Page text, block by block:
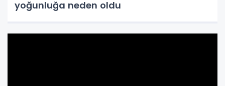
yoğunluğa neden oldu